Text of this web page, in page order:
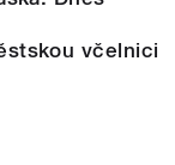
včelnici